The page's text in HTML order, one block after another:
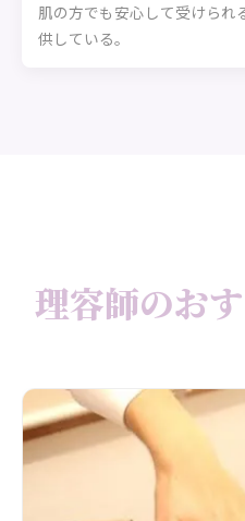
肌の方でも安心して受けられ
供している。
理容師のお